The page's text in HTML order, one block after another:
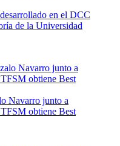
en el DCC
de la Universidad
Navarro junto a
obtiene Best